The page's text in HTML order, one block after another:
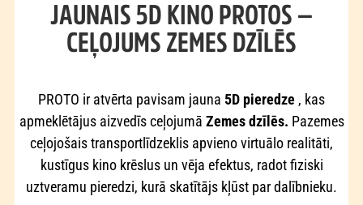
JAUNAIS 5D KINO PROTOS —
CEĻOJUMS ZEMES DZĪLĒS
PROTO ir atvērta pavisam jauna 5D pieredze , kas
apmeklētājus aizvedīs ceļojumā Zemes dzīlēs. Pazemes
ceļojošais transportlīdzeklis apvieno virtuālo realitāti,
kustīgus kino krēslus un vēja efektus, radot fiziski
uztveramu pieredzi, kurā skatītājs kļūst par dalībnieku.